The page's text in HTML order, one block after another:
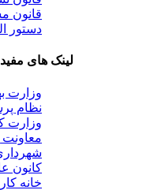
قانون
دستور
لینک های مفید
وزارت
نظام
وزارت
کانون
خانه